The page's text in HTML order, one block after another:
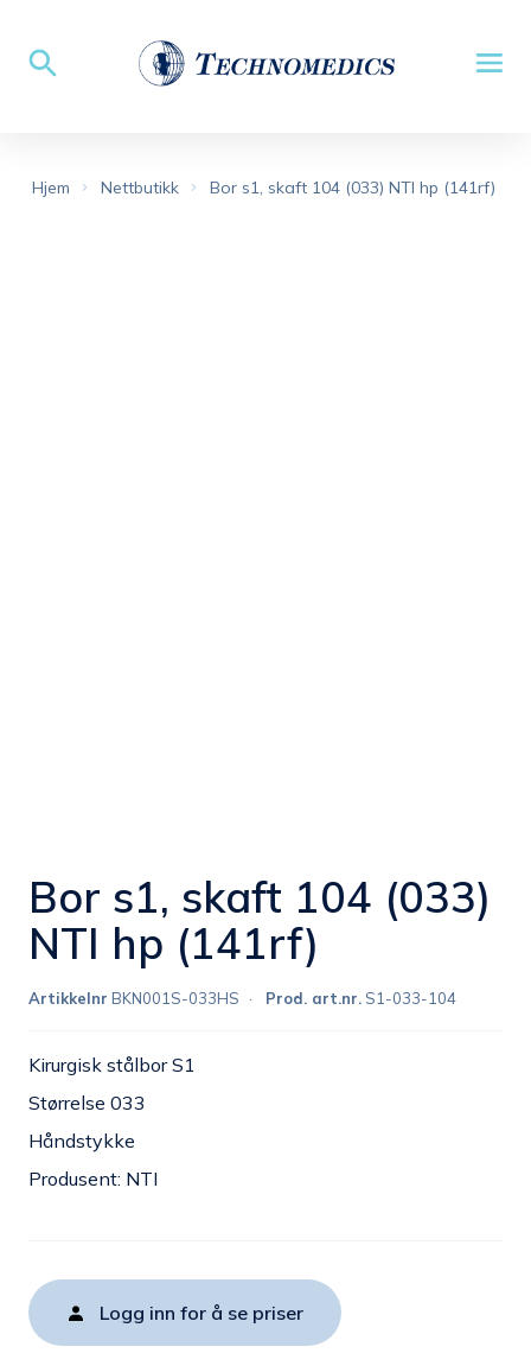
Hjem Nettbutikk Bor s1, skaft 104 (033) NTI hp (141rf)
Bor s1, skaft 104 (033)
NTI hp (141rf)
Artikkelnr BKN001S-033HS Prod. art.nr. S1-033-104
Kirurgisk stålbor S1
Størrelse 033
Håndstykke
Produsent: NTI
Logg inn for å se priser